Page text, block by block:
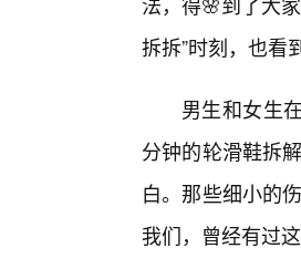
拆拆”时刻，也看
男生和女生
分钟的轮滑鞋拆
白。那些细小的
我们，曾经有过